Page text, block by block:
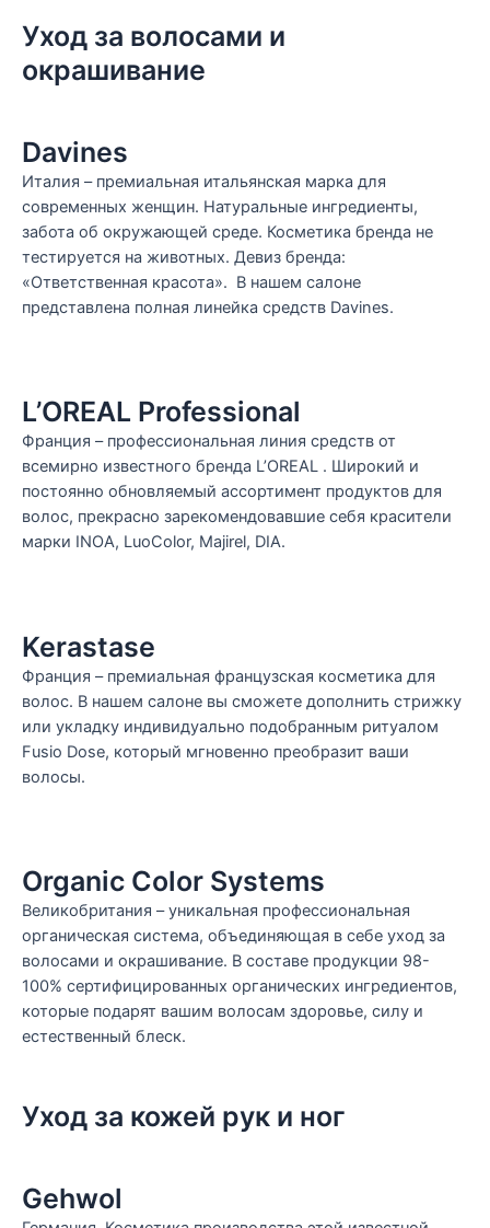
Уход за волосами и
окрашивание
Davines
Италия – премиальная итальянская марка для
современных женщин. Натуральные ингредиенты,
забота об окружающей среде. Косметика бренда не
тестируется на животных. Девиз бренда:
«Ответственная красота». В нашем салоне
представлена полная линейка средств Davines.
L’OREAL Professional
Франция – профессиональная линия средств от
всемирно известного бренда L’OREAL . Широкий и
постоянно обновляемый ассортимент продуктов для
волос, прекрасно зарекомендовавшие себя красители
марки INOA, LuoColor, Majirel, DIA.
Kerastase
Франция – премиальная французская косметика для
волос. В нашем салоне вы сможете дополнить стрижку
или укладку индивидуально подобранным ритуалом
Fusio Dose, который мгновенно преобразит ваши
волосы.
Organic Color Systems
Великобритания – уникальная профессиональная
органическая система, объединяющая в себе уход за
волосами и окрашивание. В составе продукции 98-
100% сертифицированных органических ингредиентов,
которые подарят вашим волосам здоровье, силу и
естественный блеск.
Уход за кожей рук и ног
Gehwol